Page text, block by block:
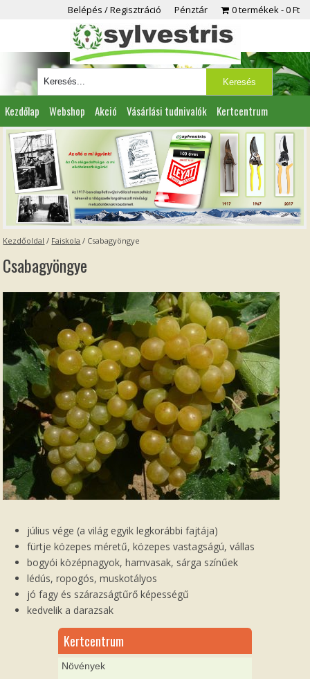
Belépés / Regisztráció Pénztár 0 termékek 0 Ft
Kezdőlap Webshop Akció Vásárlási tudnivalók Kertcentrum
Viszonteladóknak Partnereink Kapcsolat
Kezdőoldal / Faiskola / Csabagyöngye
Csabagyöngye
július vége (a világ egyik legkorábbi fajtája)
fürtje közepes méretű, közepes vastagságú, vállas
bogyói középnagyok, hamvasak, sárga színűek
lédús, ropogós, muskotályos
jó fagy és szárazságtűrő képességű
kedvelik a darazsak
Kertcentrum
Növények